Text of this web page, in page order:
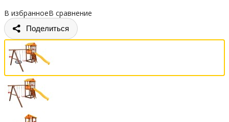
В избранноеВ сравнение
Поделиться